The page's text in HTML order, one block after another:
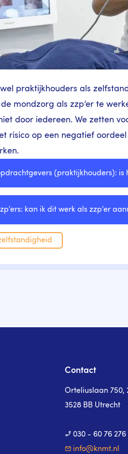
praktijkhouders als
mondzorg als zzp’er te
door iedereen. We zetten
risico op een negatief
(praktijkhouders): is
kan ik dit werk als zzp’er
Contact
Orteliuslaan 750,
3528 BB Utrecht
030 - 60 76 276
info@knmt.nl